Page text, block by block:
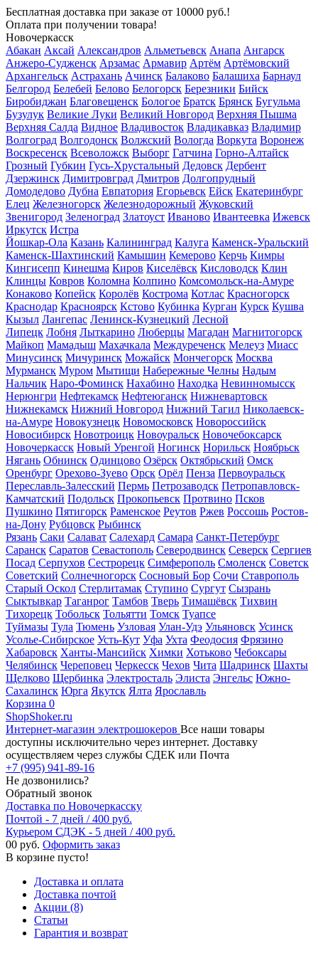
Бесплатная доставка при заказе от 10000 руб.!
Оплата при получении товара!
Новочеркасск
Абакан Аксай Александров Альметьевск Анапа Ангарск
Анжеро-Судженск Арзамас Армавир Артём Артёмовский
Архангельск Астрахань Ачинск Балаково Балашиха Барнаул
Белгород Белебей Белово Белогорск Березники Бийск
Биробиджан Благовещенск Бологое Братск Брянск Бугульма
Бузулук Великие Луки Великий Новгород Верхняя Пышма
Верхняя Салда Видное Владивосток Владикавказ Владимир
Волгоград Волгодонск Волжский Вологда Воркута Воронеж
Воскресенск Всеволожск Выборг Гатчина Горно-Алтайск
Грозный Губкин Гусь-Хрустальный Дедовск Дербент
Дзержинск Димитровград Дмитров Долгопрудный
Домодедово Дубна Евпатория Егорьевск Ейск Екатеринбург
Елец Железногорск Железнодорожный Жуковский
Звенигород Зеленоград Златоуст Иваново Ивантеевка Ижевск
Иркутск Истра
Йошкар-Ола Казань Калининград Калуга Каменск-Уральский
Каменск-Шахтинский Камышин Кемерово Керчь Кимры
Кингисепп Кинешма Киров Киселёвск Кисловодск Клин
Клинцы Ковров Коломна Колпино Комсомольск-на-Амуре
Конаково Копейск Королёв Кострома Котлас Красногорск
Краснодар Красноярск Кстово Кубинка Курган Курск Кушва
Кызыл Лангепас Ленинск-Кузнецкий Лесной
Липецк Лобня Лыткарино Люберцы Магадан Магнитогорск
Майкоп Мамадыш Махачкала Междуреченск Мелеуз Миасс
Минусинск Мичуринск Можайск Мончегорск Москва
Мурманск Муром Мытищи Набережные Челны Надым
Нальчик Наро-Фоминск Нахабино Находка Невинномысск
Нерюнгри Нефтекамск Нефтеюганск Нижневартовск
Нижнекамск Нижний Новгород Нижний Тагил Николаевск-
на-Амуре Новокузнецк Новомосковск Новороссийск
Новосибирск Новотроицк Новоуральск Новочебоксарск
Новочеркасск Новый Уренгой Ногинск Норильск Ноябрьск
Нягань Обнинск Одинцово Озёрск Октябрьский Омск
Оренбург Орехово-Зуево Орск Орёл Пенза Первоуральск
Переславль-Залесский Пермь Петрозаводск Петропавловск-
Камчатский Подольск Прокопьевск Протвино Псков
Пушкино Пятигорск Раменское Реутов Ржев Россошь Ростов-
на-Дону Рубцовск Рыбинск
Рязань Саки Салават Салехард Самара Санкт-Петербург
Саранск Саратов Севастополь Северодвинск Северск Сергиев
Посад Серпухов Сестрорецк Симферополь Смоленск Советск
Советский Солнечногорск Сосновый Бор Сочи Ставрополь
Старый Оскол Стерлитамак Ступино Сургут Сызрань
Сыктывкар Таганрог Тамбов Тверь Тимашёвск Тихвин
Тихорецк Тобольск Тольятти Томск Туапсе
Туймазы Тула Тюмень Узловая Улан-Удэ Ульяновск Усинск
Усолье-Сибирское Усть-Кут Уфа Ухта Феодосия Фрязино
Хабаровск Ханты-Мансийск Химки Хотьково Чебоксары
Челябинск Череповец Черкесск Чехов Чита Шадринск Шахты
Щелково Щербинка Электросталь Элиста Энгельс Южно-
Сахалинск Юрга Якутск Ялта Ярославль
Корзина 0
ShopShoker.ru
Интернет-магазин электрошокеров Все наши товары
доступны исключительно через интернет. Доставку
осуществляем через службы СДЕК или Почта
+7 (995) 941-89-16
Не дозвонились?
Обратный звонок
Доставка по Новочеркасску
Почтой - 7 дней / 400 руб.
Курьером СДЭК - 5 дней / 400 руб.
00 руб. Оформить заказ
В корзине пусто!
Доставка и оплата
Доставка почтой
Акции (8)
Статьи
Гарантия и возврат